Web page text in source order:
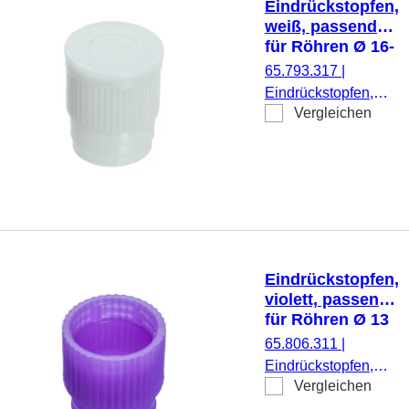
Eindrückstopfen,
weiß, passend
für Röhren Ø 16-
17 mm
65.793.317
Eindrückstopfen,
weiß, passend für
Vergleichen
Eindrückstopfen,
violett, passend
für Röhren Ø 13
mm
65.806.311
Eindrückstopfen,
violett, passend für
Vergleichen